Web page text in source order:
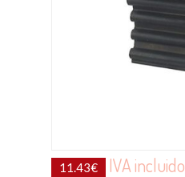
11.43€ IVA incluido